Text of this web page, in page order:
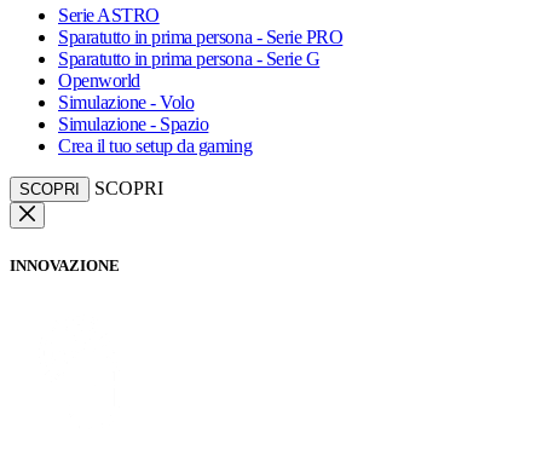
Serie ASTRO
Sparatutto in prima persona - Serie PRO
Sparatutto in prima persona - Serie G
Openworld
Simulazione - Volo
Simulazione - Spazio
Crea il tuo setup da gaming
SCOPRI SCOPRI
INNOVAZIONE